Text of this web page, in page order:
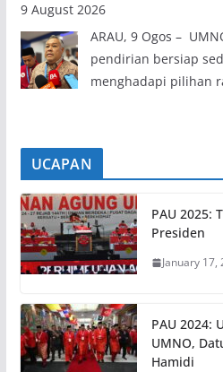
9 August 2026
ARAU, 9 Ogos –
pendirian bersiap
menghadapi pilihan
UCAPAN
PAU 2025:
Presiden
January 17,
PAU 2024:
UMNO,
Hamidi